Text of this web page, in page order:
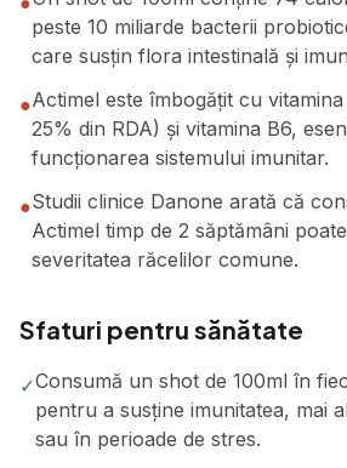
peste 10 miliarde bacterii
care susțin flora intestinală și
●Actimel este îmbogățit cu
25% din RDA) și vitamina B6,
funcționarea sistemului imunitar.
●Studii clinice Danone arată că
Actimel timp de 2 săptămâni
severitatea răcelilor comune.
Sfaturi pentru sănătate
✓Consumă un shot de 100ml în
pentru a susține imunitatea, mai
sau în perioade de stres.